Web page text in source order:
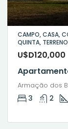
CAMPO, CASA,
QUINTA, TERRENO
U$D120,000
3 2